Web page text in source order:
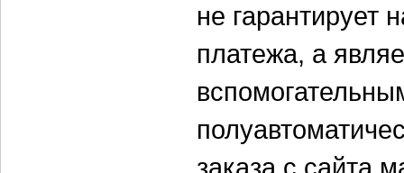
не гарантирует
платежа, а